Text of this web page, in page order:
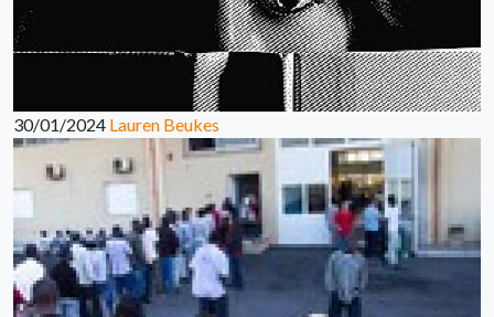
30/01/2024 Lauren Beukes